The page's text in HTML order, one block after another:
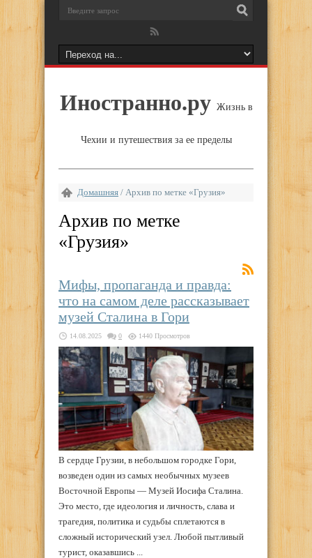
Иностранно.ру Жизнь в
Чехии и путешествия за ее пределы
Домашняя / Архив по метке «Грузия»
Архив по метке
«Грузия»
Мифы, пропаганда и правда:
что на самом деле рассказывает
музей Сталина в Гори
14.08.2025 0 1440 Просмотров
В сердце Грузии, в небольшом городке Гори,
возведен один из самых необычных музеев
Восточной Европы — Музей Иосифа Сталина.
Это место, где идеология и личность, слава и
трагедия, политика и судьбы сплетаются в
сложный исторический узел. Любой пытливый
турист, оказавшись ...